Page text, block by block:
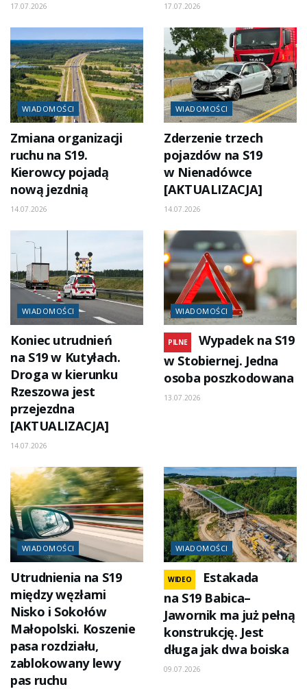
17.07.2026 17.07.2026
WIADOMOŚCI
Zmiana organizacji
ruchu na S19.
Kierowcy pojadą
nową jezdnią
14.07.2026
WIADOMOŚCI
Zderzenie trzech
pojazdów na S19
w Nienadówce
[AKTUALIZACJA]
14.07.2026
WIADOMOŚCI
Koniec utrudnień
na S19 w Kutyłach.
Droga w kierunku
Rzeszowa jest
przejezdna
[AKTUALIZACJA]
14.07.2026
WIADOMOŚCI
PILNE
Wypadek na S19
w Stobiernej. Jedna
osoba poszkodowana
13.07.2026
WIADOMOŚCI
Utrudnienia na S19
między węzłami
Nisko i Sokołów
Małopolski. Koszenie
pasa rozdziału,
zablokowany lewy
pas ruchu
WIADOMOŚCI
WIDEO
Estakada
na S19 Babica–
Jawornik ma już pełną
konstrukcję. Jest
długa jak dwa boiska
09.07.2026